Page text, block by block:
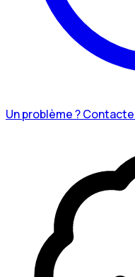
Un problème ?